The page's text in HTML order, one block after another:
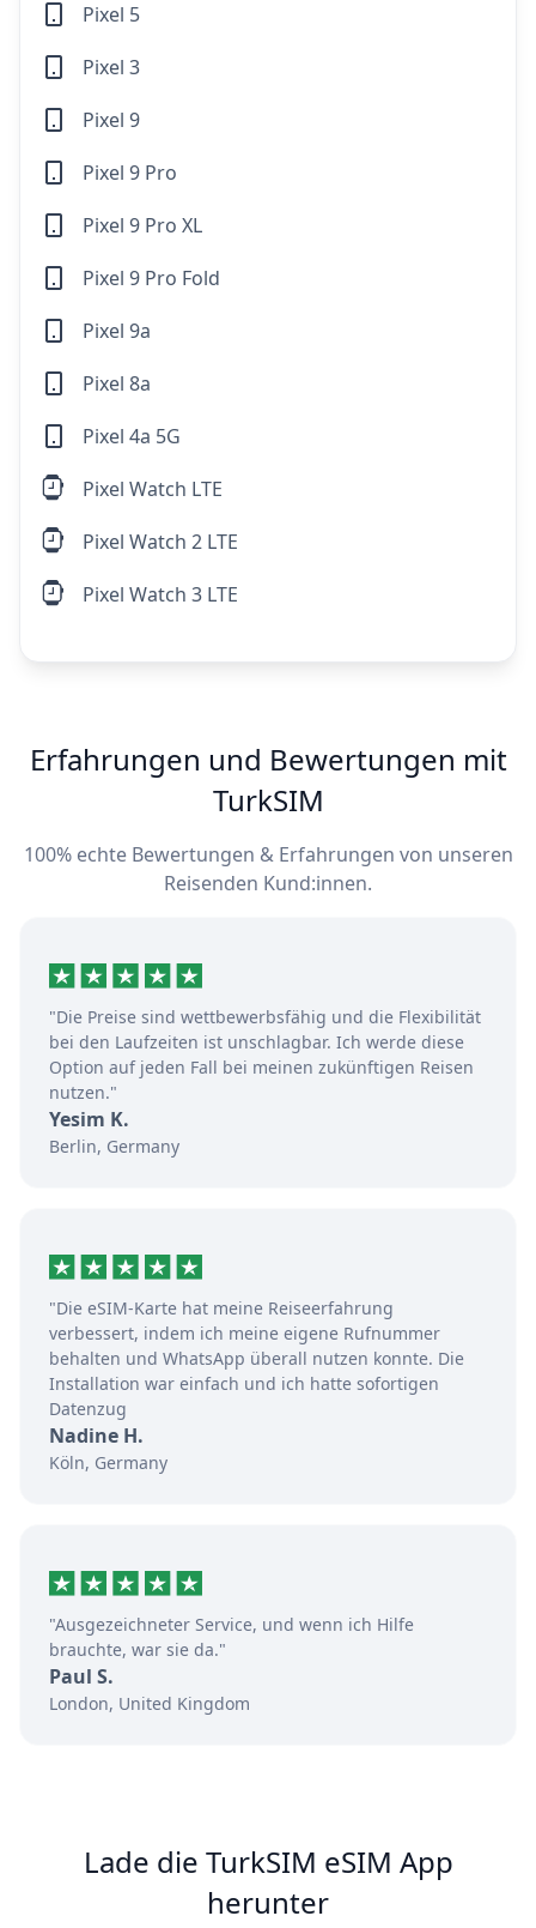
Pixel 5
Pixel 3
Pixel 9
Pixel 9 Pro
Pixel 9 Pro XL
Pixel 9 Pro Fold
Pixel 9a
Pixel 8a
Pixel 4a 5G
Pixel Watch LTE
Pixel Watch 2 LTE
Pixel Watch 3 LTE
Erfahrungen und Bewertungen mit
TurkSIM
100% echte Bewertungen & Erfahrungen von unseren
Reisenden Kund:innen.
"Die Preise sind wettbewerbsfähig und die Flexibilität
bei den Laufzeiten ist unschlagbar. Ich werde diese
Option auf jeden Fall bei meinen zukünftigen Reisen
nutzen."
Yesim K.
Berlin, Germany
"Die eSIM-Karte hat meine Reiseerfahrung
verbessert, indem ich meine eigene Rufnummer
behalten und WhatsApp überall nutzen konnte. Die
Installation war einfach und ich hatte sofortigen
Datenzug
Nadine H.
Köln, Germany
"Ausgezeichneter Service, und wenn ich Hilfe
brauchte, war sie da."
Paul S.
London, United Kingdom
Lade die TurkSIM eSIM App
herunter